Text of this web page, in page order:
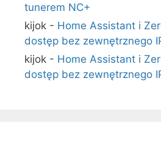
tunerem NC+
kijok - Home Assistant i
dostęp bez zewnętrznego
kijok - Home Assistant i
dostęp bez zewnętrznego